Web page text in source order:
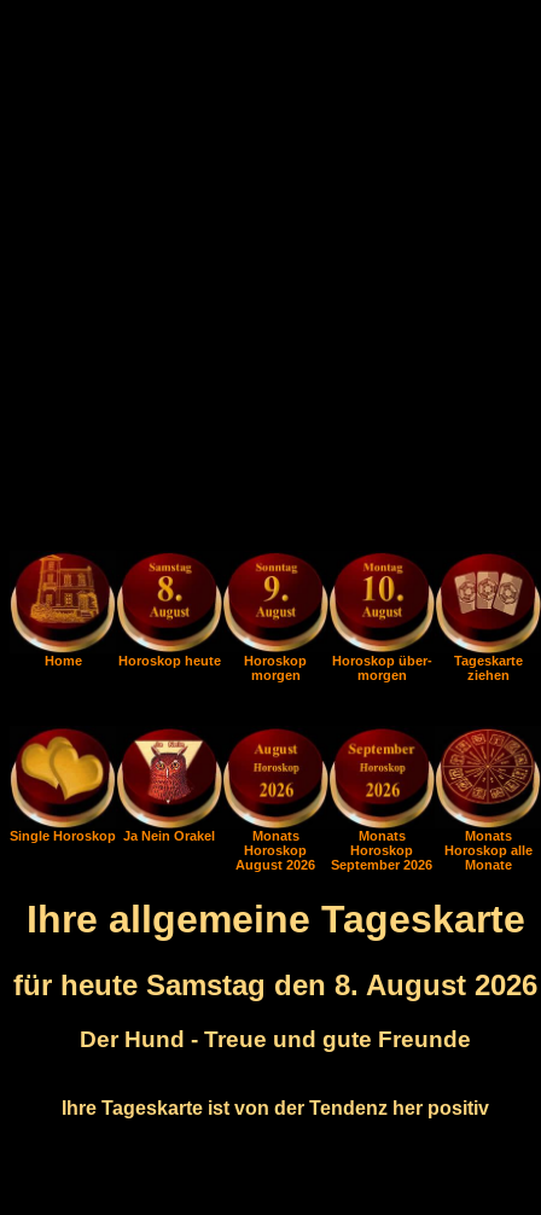
Home Horoskop heute
Horoskop
morgen
Horoskop über-
morgen
Tageskarte
ziehen
Single Horoskop Ja Nein Orakel
Monats
Horoskop
August 2026
Monats
Horoskop
September 2026
Monats
Horoskop alle
Monate
Ihre allgemeine Tageskarte
für heute Samstag den 8. August 2026
Der Hund - Treue und gute Freunde
Ihre Tageskarte ist von der Tendenz her positiv